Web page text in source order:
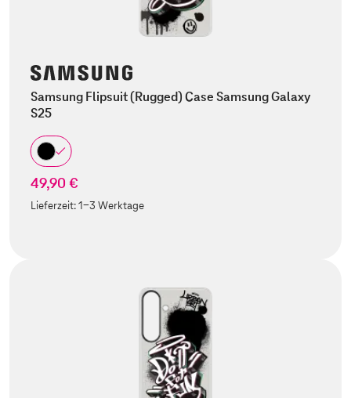
Samsung Flipsuit (Rugged) Case Samsung Galaxy
S25
49,90 €
Lieferzeit:1-3 Werktage